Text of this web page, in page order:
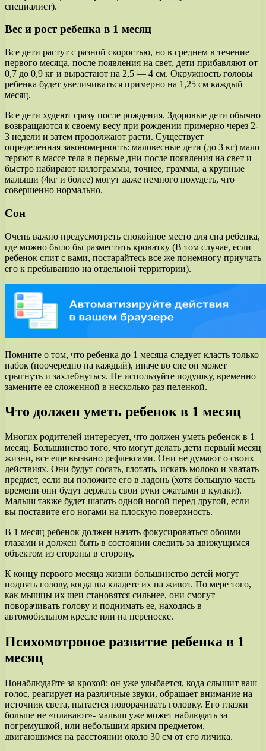
специалист).
Вес и рост ребенка в 1 месяц
Все дети растут с разной скоростью, но в среднем в течение
первого месяца, после появления на свет, дети прибавляют от
0,7 до 0,9 кг и вырастают на 2,5 — 4 см. Окружность головы
ребенка будет увеличиваться примерно на 1,25 см каждый
месяц.
Все дети худеют сразу после рождения. Здоровые дети обычно
возвращаются к своему весу при рождении примерно через 2-
3 недели и затем продолжают расти. Существует
определенная закономерность: маловесные дети (до 3 кг) мало
теряют в массе тела в первые дни после появления на свет и
быстро набирают килограммы, точнее, граммы, а крупные
малыши (4кг и более) могут даже немного похудеть, что
совершенно нормально.
Сон
Очень важно предусмотреть спокойное место для сна ребенка,
где можно было бы разместить кроватку (В том случае, если
ребенок спит с вами, постарайтесь все же понемногу приучать
его к пребыванию на отдельной территории).
Помните о том, что ребенка до 1 месяца следует класть только
набок (поочередно на каждый), иначе во сне он может
срыгнуть и захлебнуться. Не используйте подушку, временно
замените ее сложенной в несколько раз пеленкой.
Что должен уметь ребенок в 1 месяц
Многих родителей интересует, что должен уметь ребенок в 1
месяц. Большинство того, что могут делать дети первый месяц
жизни, все еще вызвано рефлексами. Они не думают о своих
действиях. Они будут сосать, глотать, искать молоко и хватать
предмет, если вы положите его в ладонь (хотя большую часть
времени они будут держать свои руки сжатыми в кулаки).
Малыш также будет шагать одной ногой перед другой, если
вы поставите его ногами на плоскую поверхность.
В 1 месяц ребенок должен начать фокусироваться обоими
глазами и должен быть в состоянии следить за движущимся
объектом из стороны в сторону.
К концу первого месяца жизни большинство детей могут
поднять голову, когда вы кладете их на живот. По мере того,
как мышцы их шеи становятся сильнее, они смогут
поворачивать голову и поднимать ее, находясь в
автомобильном кресле или на переноске.
Психомотроное развитие ребенка в 1
месяц
Понаблюдайте за крохой: он уже улыбается, кода слышит ваш
голос, реагирует на различные звуки, обращает внимание на
источник света, пытается поворачивать головку. Его глазки
больше не «плавают»- малыш уже может наблюдать за
погремушкой, или небольшим ярким предметом,
двигающимся на расстоянии около 30 см от его личика.